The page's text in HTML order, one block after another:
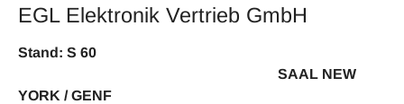
EGL Elektronik Vertrieb GmbH
Stand: S 60
SAAL NEW
YORK / GENF